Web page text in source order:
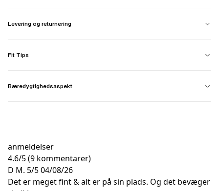
Levering og returnering
Fit Tips
Bæredygtighedsaspekt
anmeldelser
4.6/5(9 kommentarer)
D M. 5/504/08/26
Det er meget fint & alt er på sin plads. Og det bevæger